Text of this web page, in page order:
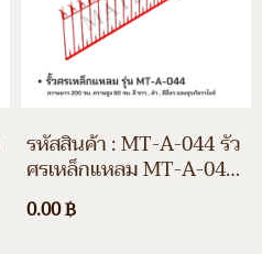
รหัสสินค้า : MT-A-044 รั้ว
ศรเหล็กแหลม MT-A-044
ความยาว 200 ซม. ความสูง
80 ซม. สีขาว สีดำ สีอื่นๆ
0.00 ฿